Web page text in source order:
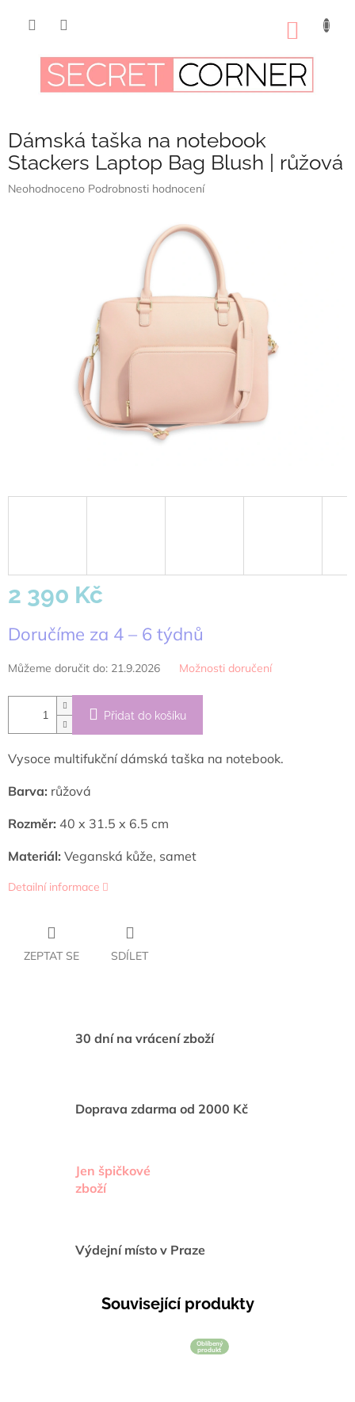
Dámská taška na notebook
Stackers Laptop Bag Blush | růžová
Průměrné
Neohodnoceno Podrobnosti hodnocení
2 390 Kč
cena:
Doručíme za 4 – 6 týdnů
Můžeme doručit do: 21.9.2026 Možnosti doručení
Přidat do košíku
Vysoce multifukční dámská taška na notebook.
Barva: růžová
Rozměr: 40 x 31.5 x 6.5 cm
Materiál: Veganská kůže, samet
Detailní informace
ZEPTAT SE SDÍLET
30 dní na vrácení zboží
Doprava zdarma od 2000 Kč
Jen špičkové
zboží
Výdejní místo v Praze
Související produkty
Oblíbený
produkt